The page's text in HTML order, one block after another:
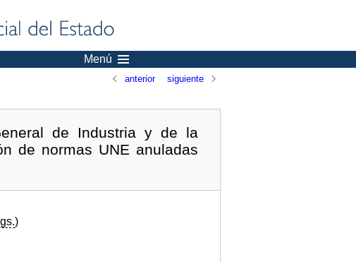
Menú
anterior siguiente
de Industria y de la
de normas UNE anuladas
)